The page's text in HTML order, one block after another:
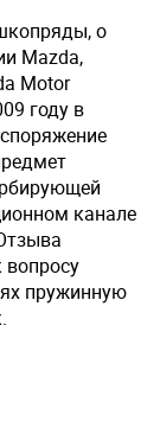
о
Mazda,
Motor
году в
канале
вопросу
пружинную